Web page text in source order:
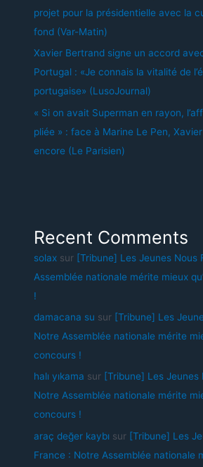
projet pour la présidentielle avec la
fond (Var-Matin)
Xavier Bertrand signe un accord
Portugal : «Je connais la vitalité de
portugaise» (LusoJournal)
« Si on avait Superman en rayon,
pliée » : face à Marine Le Pen,
encore (Le Parisien)
Recent Comments
solax sur [Tribune] Les Jeunes Nous
Assemblée nationale mérite mieux
!
damacana su sur [Tribune] Les
Notre Assemblée nationale mérite
concours !
halı yıkama sur [Tribune] Les Jeunes
Notre Assemblée nationale mérite
concours !
araç değer kaybı sur [Tribune] Les
France : Notre Assemblée nationale